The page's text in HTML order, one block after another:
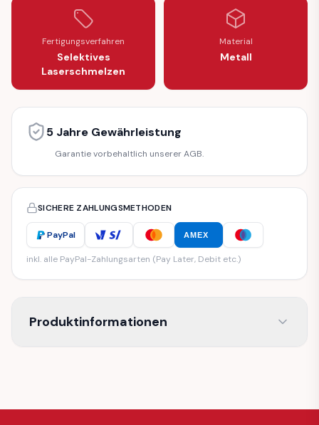
Fertigungsverfahren
Selektives
Laserschmelzen
Material
Metall
5 Jahre Gewährleistung
Garantie vorbehaltlich unserer AGB.
SICHERE ZAHLUNGSMETHODEN
PayPal AMEX
inkl. alle PayPal-Zahlungsarten (Pay Later, Debit etc.)
Produktinformationen